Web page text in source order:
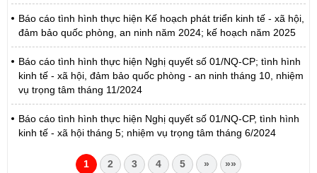
Báo cáo tình hình thực hiện Kế hoạch phát triển kinh tế - xã hội,
đảm bảo quốc phòng, an ninh năm 2024; kế hoạch năm 2025
Báo cáo tình hình thực hiện Nghị quyết số 01/NQ-CP; tình hình
kinh tế - xã hội, đảm bảo quốc phòng - an ninh tháng 10, nhiệm
vụ trọng tâm tháng 11/2024
Báo cáo tình hình thực hiện Nghị quyết số 01/NQ-CP, tình hình
kinh tế - xã hội tháng 5; nhiệm vụ trọng tâm tháng 6/2024
1 2 3 4 5 » »»